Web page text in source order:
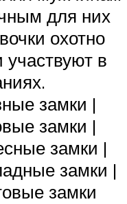
для них
охотно
в
замки |
замки |
замки |
замки |
замки